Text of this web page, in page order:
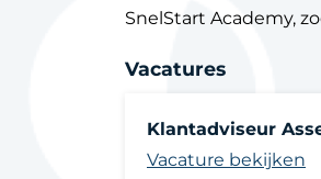
SnelStart Academy,
Vacatures
Klantadviseur
Vacature bekijken